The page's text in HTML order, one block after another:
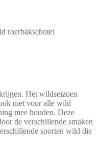
roerbakschotel
Het wildseizoen
niet voor alle wild
mee houden. Deze
de verschillende smaken
soorten wild die